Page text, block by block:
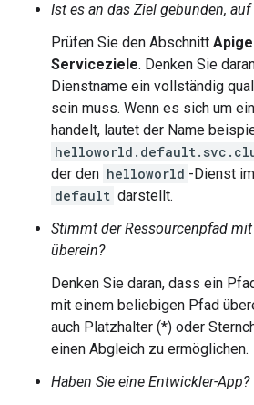
Ist es an das Ziel gebunden,
Prüfen Sie den Abschnitt
Serviceziele. Denken Sie
Dienstname ein vollständig
sein muss. Wenn es sich um
handelt, lautet der Name
der den helloworld -Dienst
default darstellt.
Stimmt der Ressourcenpfad
überein?
Denken Sie daran, dass ein
mit einem beliebigen Pfad
auch Platzhalter (*) oder
einen Abgleich zu ermöglichen.
Haben Sie eine Entwickler-App?